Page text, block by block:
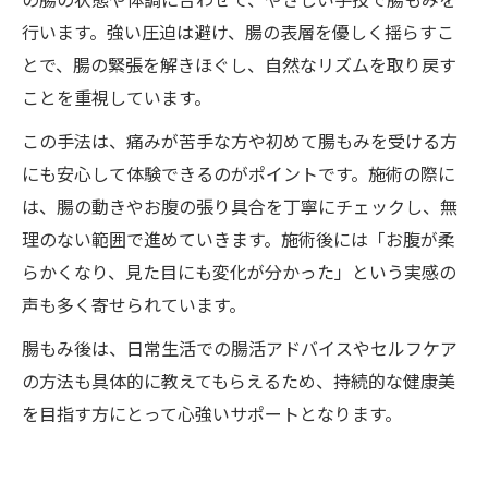
行います。強い圧迫は避け、腸の表層を優しく揺らすこ
とで、腸の緊張を解きほぐし、自然なリズムを取り戻す
ことを重視しています。
この手法は、痛みが苦手な方や初めて腸もみを受ける方
にも安心して体験できるのがポイントです。施術の際に
は、腸の動きやお腹の張り具合を丁寧にチェックし、無
理のない範囲で進めていきます。施術後には「お腹が柔
らかくなり、見た目にも変化が分かった」という実感の
声も多く寄せられています。
腸もみ後は、日常生活での腸活アドバイスやセルフケア
の方法も具体的に教えてもらえるため、持続的な健康美
を目指す方にとって心強いサポートとなります。